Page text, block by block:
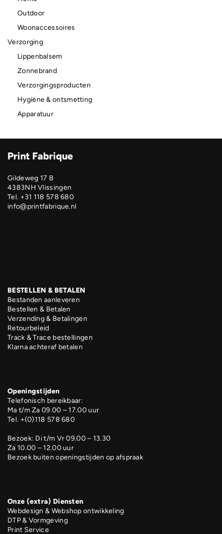
Outdoor
Woonaccessoires
Verzorging
Lippenbalsem
Zonnebrand
Verzorgingsproducten
Hygiëne & ontsmetting
Apparatuur
Print Fabrique
Gildeweg 17 B
4383NH Vlissingen
Tel. +31 118 578 680
info@printfabrique.nl
BESTELLEN & BETALEN
Bestanden aanleveren
Bestellen & Betalen
Verzending & Betalingen
Retourbeleid
Track & Trace bestellingen
Klarna achteraf betalen
Openingstijden
Telefonisch bereikbaar:
Ma t/m Za 09.00 – 17.00 uur
Tel. +(0)118 578 680
Bezoek: Di t/m Vr 09.00 – 13.30
Za 10.00 – 12.00 uur
Bezoek buiten openingstijden op afspraak
Onze (extra) Diensten
Webdesign & Webshop ontwikkeling
DTP & Vormgeving
Print Service